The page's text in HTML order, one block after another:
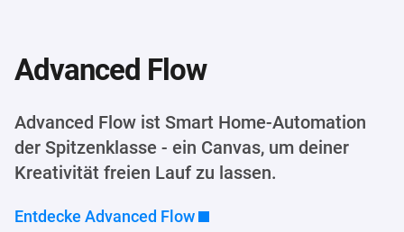
Advanced Flow
Advanced Flow ist Smart Home-Automation
der Spitzenklasse - ein Canvas, um deiner
Kreativität freien Lauf zu lassen.
Entdecke Advanced Flow